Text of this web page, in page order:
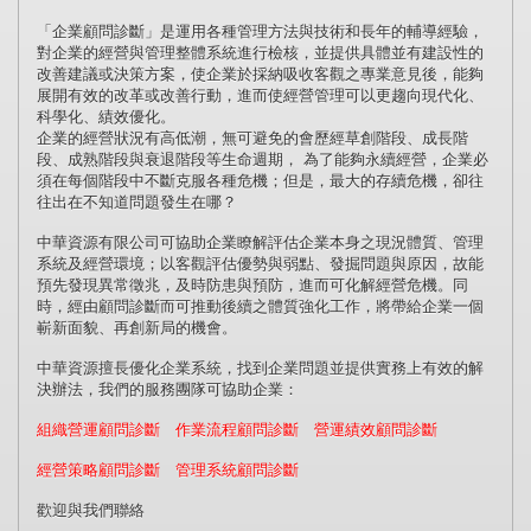
「企業顧問診斷」是運用各種管理方法與技術和長年的輔導經驗，
對企業的經營與管理整體系統進行檢核，並提供具體並有建設性的
改善建議或決策方案，使企業於採納吸收客觀之專業意見後，能夠
展開有效的改革或改善行動，進而使經營管理可以更趨向現代化、
科學化、績效優化。
企業的經營狀況有高低潮，無可避免的會歷經草創階段、成長階
段、成熟階段與衰退階段等生命週期， 為了能夠永續經營，企業必
須在每個階段中不斷克服各種危機；但是，最大的存續危機，卻往
往出在不知道問題發生在哪？
中華資源有限公司可協助企業瞭解評估企業本身之現況體質、管理
系統及經營環境；以客觀評估優勢與弱點、發掘問題與原因，故能
預先發現異常徵兆，及時防患與預防，進而可化解經營危機。同
時，經由顧問診斷而可推動後續之體質強化工作，將帶給企業一個
嶄新面貌、再創新局的機會。
中華資源擅長優化企業系統，找到企業問題並提供實務上有效的解
決辦法，我們的服務團隊可協助企業：
組織營運顧問診斷 作業流程顧問診斷 營運績效顧問診斷
經營策略顧問診斷 管理系統顧問診斷
歡迎與我們聯絡